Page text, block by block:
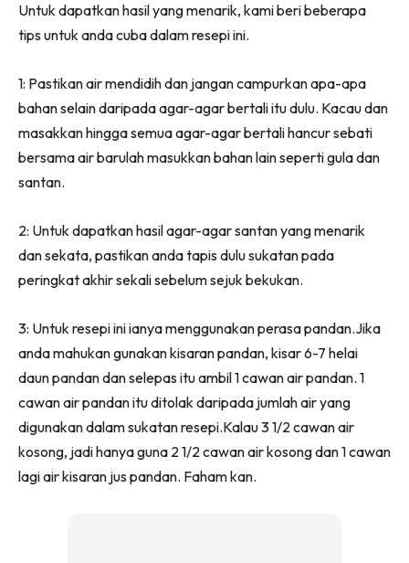
Untuk dapatkan hasil yang menarik, kami beri beberapa
tips untuk anda cuba dalam resepi ini.
1: Pastikan air mendidih dan jangan campurkan apa-apa
bahan selain daripada agar-agar bertali itu dulu. Kacau dan
masakkan hingga semua agar-agar bertali hancur sebati
bersama air barulah masukkan bahan lain seperti gula dan
santan.
2: Untuk dapatkan hasil agar-agar santan yang menarik
dan sekata, pastikan anda tapis dulu sukatan pada
peringkat akhir sekali sebelum sejuk bekukan.
3: Untuk resepi ini ianya menggunakan perasa pandan.Jika
anda mahukan gunakan kisaran pandan, kisar 6-7 helai
daun pandan dan selepas itu ambil 1 cawan air pandan. 1
cawan air pandan itu ditolak daripada jumlah air yang
digunakan dalam sukatan resepi.Kalau 3 1/2 cawan air
kosong, jadi hanya guna 2 1/2 cawan air kosong dan 1 cawan
lagi air kisaran jus pandan. Faham kan.